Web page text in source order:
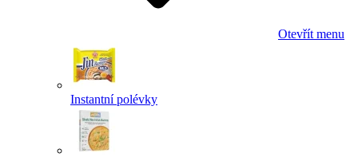
Otevřít menu
Instantní polévky